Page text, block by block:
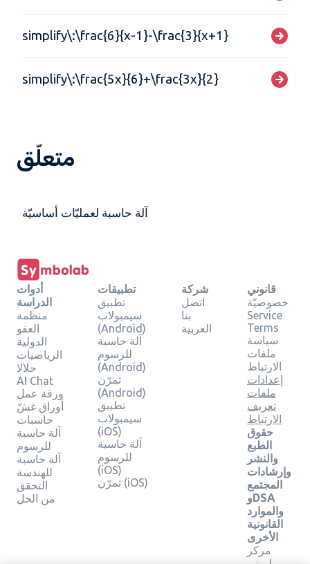
simplify\:\frac{6}{x-1}-\frac{3}{x+1}
simplify\:\frac{5x}{6}+\frac{3x}{2}
متعلّق
آلة حاسبة لعمليّات أساسيّة
أدوات
الدراسة
منظمة
العفو
الدولية
الرياضيات
حلالا
AI Chat
ورقة عمل
أوراق غشّ
حاسبات
آلة حاسبة
للرسوم
آلة حاسبة
للهندسة
التحقق
من الحل
تطبيقات
تطبيق
سيمبولاب
(Android)
آلة حاسبة
للرسوم
(Android)
تمرّن
(Android)
تطبيق
سيمبولاب
(iOS)
آلة حاسبة
للرسوم
(iOS)
تمرّن (iOS)
شركة
اتصل
بنا
العربية
قانوني
خصوصيّة
Service
Terms
سياسة
ملفات
الارتباط
إعدادات
ملفات
تعريف
الارتباط
حقوق
الطبع
والنشر
وإرشادات
المجتمع
وDSA
والموارد
القانونية
الأخرى
مركز